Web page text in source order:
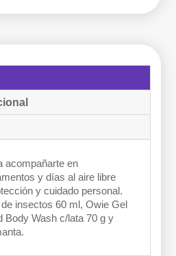
acompañarte en
y días al aire libre
y cuidado personal.
insectos 60 ml, Owie Gel
Body Wash c/lata 70 g y